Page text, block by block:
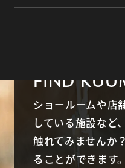
や水分を拭き取
た地面に直接設
FIND
ショールームや店
している施設など
触れてみませんか
ることができます。